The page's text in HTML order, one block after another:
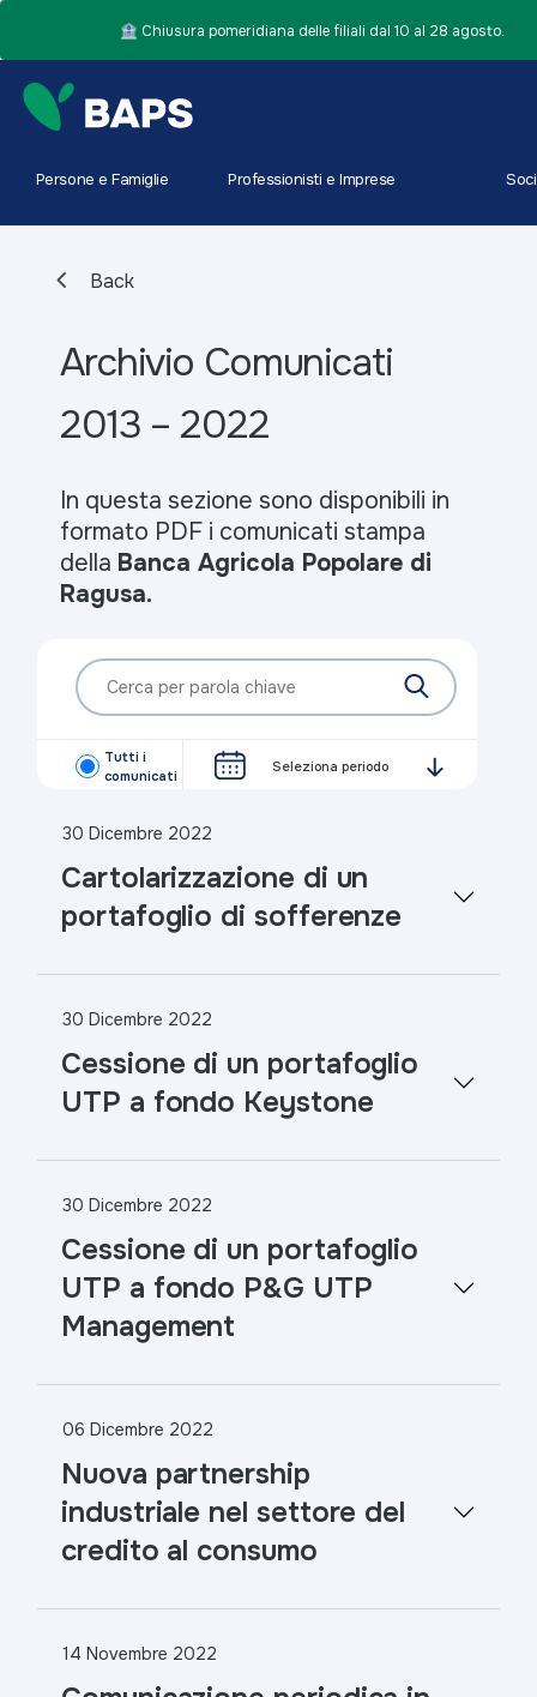
🏦 Chiusura pomeridiana delle filiali dal 10 al 28 agosto.
Persone e Famiglie Professionisti e Imprese Soci
Back
Archivio Comunicati
2013 – 2022
In questa sezione sono disponibili in
formato PDF i comunicati stampa
della Banca Agricola Popolare di
Ragusa.
Tutti i
comunicati
Seleziona periodo
30 Dicembre 2022
Cartolarizzazione di un
portafoglio di sofferenze
30 Dicembre 2022
Cessione di un portafoglio
UTP a fondo Keystone
30 Dicembre 2022
Cessione di un portafoglio
UTP a fondo P&G UTP
Management
06 Dicembre 2022
Nuova partnership
industriale nel settore del
credito al consumo
14 Novembre 2022